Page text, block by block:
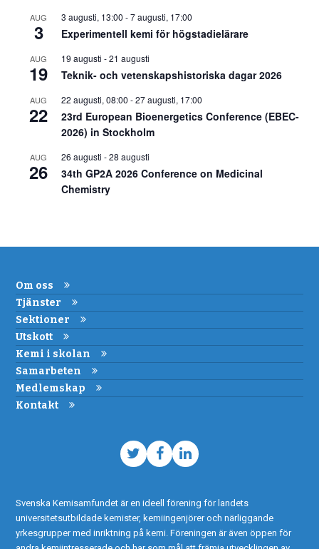
AUG
3
3 augusti, 13:00 -7 augusti, 17:00
Experimentell kemi för högstadielärare
AUG
19
19 augusti -21 augusti
Teknik- och vetenskapshistoriska dagar 2026
AUG
22
22 augusti, 08:00 -27 augusti, 17:00
23rd European Bioenergetics Conference (EBEC-
2026) in Stockholm
AUG
26
26 augusti -28 augusti
34th GP2A 2026 Conference on Medicinal
Chemistry
Om oss
Tjänster
Sektioner
Utskott
Kemi i skolan
Samarbeten
Medlemskap
Kontakt
TwitterFacebook
LinkedIn
Svenska Kemisamfundet är en ideell förening för landets
universitetsutbildade kemister, kemiingenjörer och närliggande
yrkesgrupper med inriktning på kemi. Föreningen är även öppen för